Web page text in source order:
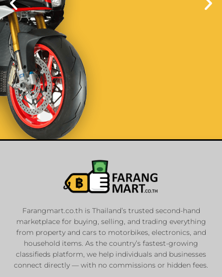
List Your Car or
Motorbike
Private Seller
Registered Dealers
Sale or Rent
Farangmart.co.th is Thailand’s trusted second-hand
marketplace for buying, selling, and trading everything
from property and cars to motorbikes, electronics, and
household items. As the country’s fastest-growing
classifieds platform, we help individuals and businesses
connect directly — with no commissions or hidden fees.